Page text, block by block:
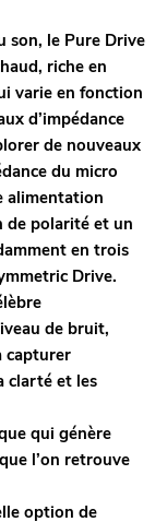
son, le Pure Drive
riche en
varie en fonction
d’impédance
de nouveaux
du micro
alimentation
de polarité et un
en trois
Drive.
de bruit,
capturer
clarté et les
qui génère
l’on retrouve
option de